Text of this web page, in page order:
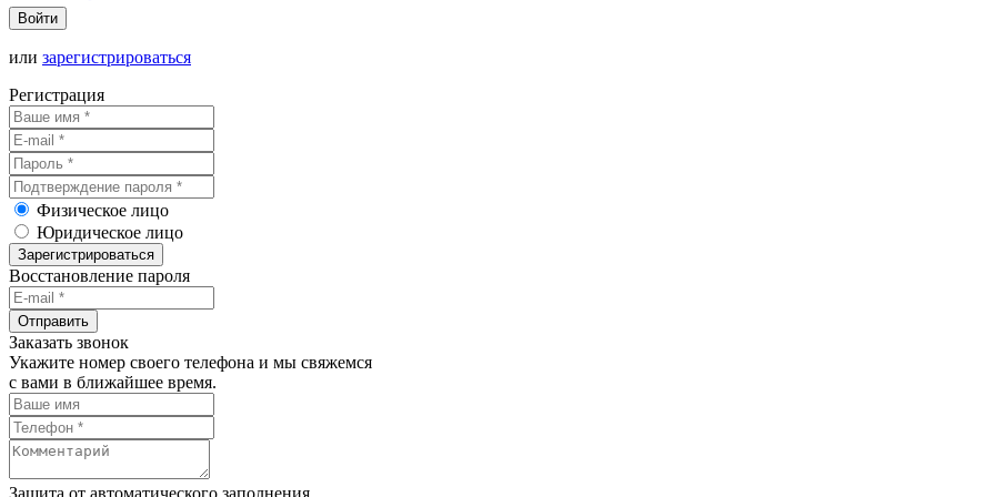
Войти
или зарегистрироваться
Регистрация
Физическое лицо
Юридическое лицо
Зарегистрироваться
Восстановление пароля
Отправить
Заказать звонок
Укажите номер своего телефона и мы свяжемся
с вами в ближайшее время.
Защита от автоматического заполнения